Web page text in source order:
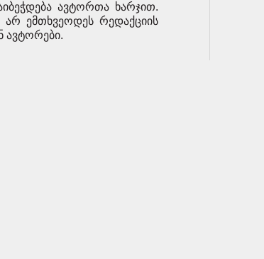
ავტორთა ხარჯით.
ემთხვეოდეს რედაქციის
ავტორები.